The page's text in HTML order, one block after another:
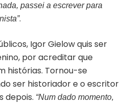
passei a escrever para
.
Igor Gielow quis ser
por acreditar que
histórias. Tornou-se
ser historiador e o escritor
depois. “Num dado momento,